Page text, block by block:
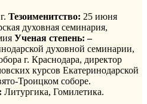
Тезоименитство: 25 июня
духовная семинария,
Ученая степень: –
духовной семинарии,
г. Краснодара, директор
курсов Екатеринодарской
Троицком соборе.
Литургика, Гомилетика.